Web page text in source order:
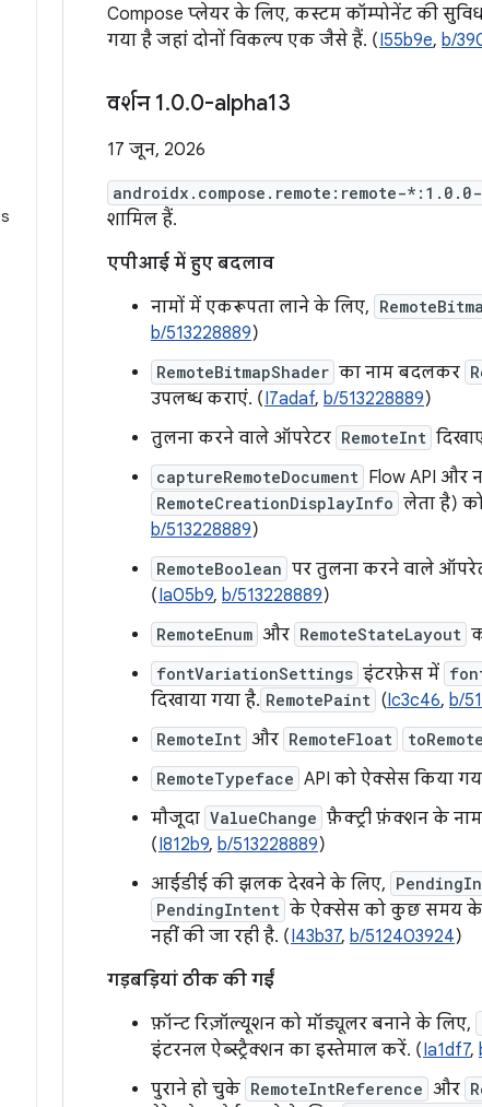
Compose प्लेयर के लिए, कस्टम कॉम्पोनेंट की
गया है जहां दोनों विकल्प एक जैसे हैं. (I55b9e, b/
वर्शन 1.0.0-alpha13
17 जून, 2026
androidx.compose.remote:remote-
शामिल हैं.
एपीआई में हुए बदलाव
नामों में एकरूपता लाने के लिए,
b/513228889)
RemoteBitmapShader का नाम बदलकर
उपलब्ध कराएं. (I7adaf, b/513228889)
तुलना करने वाले ऑपरेटर RemoteInt
captureRemoteDocument Flow API और
RemoteCreationDisplayInfo लेता है)
b/513228889)
RemoteBoolean पर तुलना करने वाले
(Ia05b9, b/513228889)
RemoteEnum और RemoteStateLayout
fontVariationSettings इंटरफ़ेस में
दिखाया गया है. RemotePaint (Ic3c46, b/
RemoteInt और RemoteFloat
RemoteTypeface API को ऐक्सेस किया
मौजूदा ValueChange फ़ैक्ट्री फ़ंक्शन के
(I812b9, b/513228889)
आईडीई की झलक देखने के लिए,
PendingIntent के ऐक्सेस को कुछ समय के
नहीं की जा रही है. (I43b37, b/512403924)
गड़बड़ियां ठीक की गईं
फ़ॉन्ट रिज़ॉल्यूशन को मॉड्यूलर बनाने के लिए,
इंटरनल ऐब्स्ट्रैक्शन का इस्तेमाल करें. (Ia1df7,
पुराने हो चुके RemoteIntReference और